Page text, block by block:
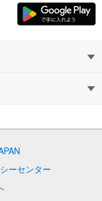
建て
ーセンター